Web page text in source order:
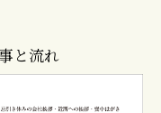
と流れ